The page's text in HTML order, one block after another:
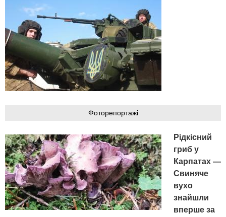
Фоторепортажі
Рідкісний
гриб у
Карпатах —
Свиняче
вухо
знайшли
вперше за